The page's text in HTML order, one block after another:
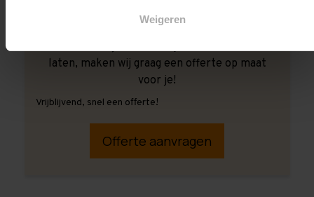
Weigeren
laten, maken wij graag een offerte op maat
voor je!
Vrijblijvend, snel een offerte!
Offerte aanvragen